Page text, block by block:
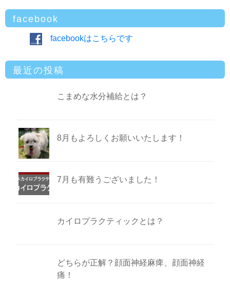
facebook
facebookはこちらです
最近の投稿
こまめな水分補給とは？
8月もよろしくお願いいたします！
7月も有難うございました！
カイロプラクティックとは？
どちらが正解？顔面神経麻痺、顔面神経
痛！